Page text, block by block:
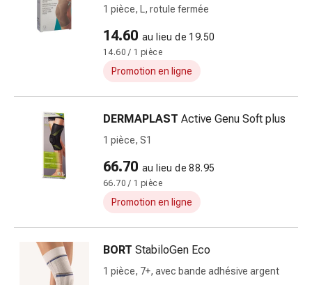
vésicante
médicaux
oreilles
Douleurs
auriculaires
les
yeux
oculaire
1 pièce, L, rotule fermée
14.60 au lieu de 19.50
14.60 / 1 pièce
Promotion en ligne
DERMAPLAST Active Genu Soft plus
1 pièce, S1
66.70 au lieu de 88.95
66.70 / 1 pièce
Promotion en ligne
BORT StabiloGen Eco
1 pièce, 7+, avec bande adhésive argent